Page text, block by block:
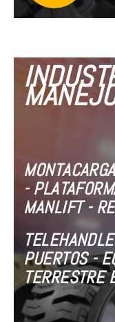
-
MANLIFT -
PUERTOS -
TERRESTRE